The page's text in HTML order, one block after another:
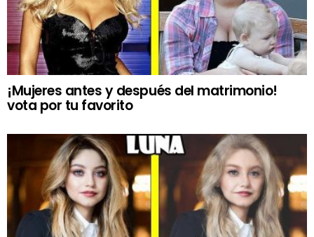
¡Mujeres antes y después del matrimonio!
vota por tu favorito